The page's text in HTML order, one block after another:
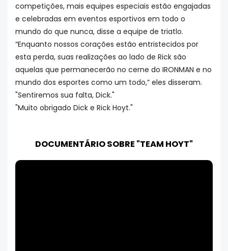
competições, mais equipes especiais estão engajadas
e celebradas em eventos esportivos em todo o
mundo do que nunca, disse a equipe de triatlo.
“Enquanto nossos corações estão entristecidos por
esta perda, suas realizações ao lado de Rick são
aquelas que permanecerão no cerne do IRONMAN e no
mundo dos esportes como um todo,” eles disseram.
"Sentiremos sua falta, Dick."
"Muito obrigado Dick e Rick Hoyt."
DOCUMENTÁRIO SOBRE "TEAM HOYT"